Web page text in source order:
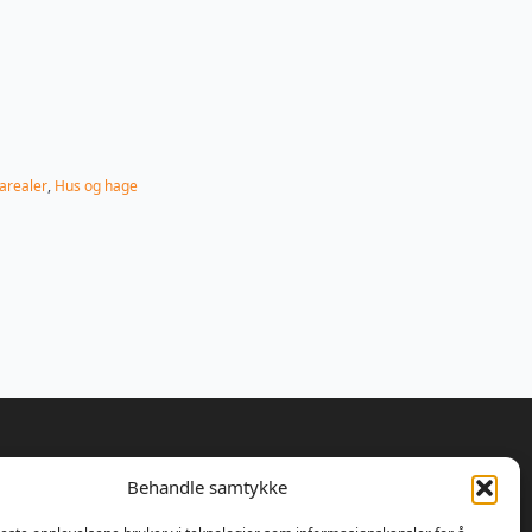
Behandle samtykke
, Hus og hage
bestemte Ulrik Olseng og